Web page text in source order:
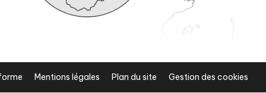
Mentions légales Plan du site Gestion des cookies